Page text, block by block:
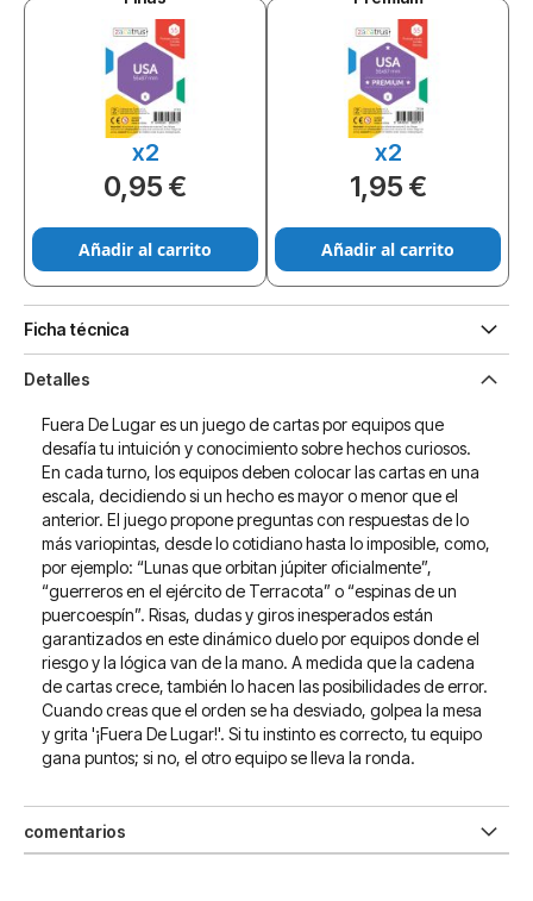
x2
0,95 €
Añadir al carrito
x2
1,95 €
Añadir al carrito
Ficha técnica
Detalles
Fuera De Lugar es un juego de cartas por equipos que
desafía tu intuición y conocimiento sobre hechos curiosos.
En cada turno, los equipos deben colocar las cartas en una
escala, decidiendo si un hecho es mayor o menor que el
anterior. El juego propone preguntas con respuestas de lo
más variopintas, desde lo cotidiano hasta lo imposible, como,
por ejemplo: “Lunas que orbitan júpiter oficialmente”,
“guerreros en el ejército de Terracota” o “espinas de un
puercoespín”. Risas, dudas y giros inesperados están
garantizados en este dinámico duelo por equipos donde el
riesgo y la lógica van de la mano. A medida que la cadena
de cartas crece, también lo hacen las posibilidades de error.
Cuando creas que el orden se ha desviado, golpea la mesa
y grita '¡Fuera De Lugar!'. Si tu instinto es correcto, tu equipo
gana puntos; si no, el otro equipo se lleva la ronda.
comentarios